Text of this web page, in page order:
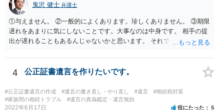
鬼沢 健士 弁護士
①与えません。 ②一般的によくあります。珍しくありません。 ③期限
遅れをあまりに気にしないことです。大事なのは中身です。 相手の提
出が遅れることもあるんじゃないかと思います。 それでもあなた有利
4 公正証書遺言を作りたいです。
#公正証書遺言の作成 #遺言の書き直し・やり直し #遺言
#相続税対策
#家族間の相続トラブル
#遺言の真偽鑑定・遺言無効
2022年6月17日 役にたった 5